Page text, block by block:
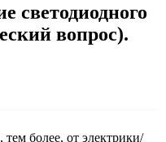
светодиодного
вопрос).
тем более, от электрики/